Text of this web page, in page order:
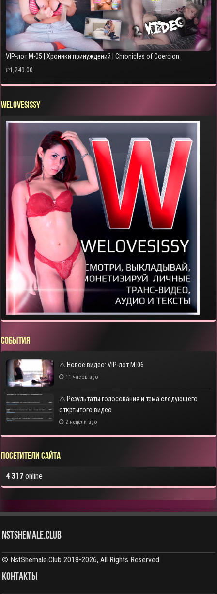
VIP-лот M-05 | Хроники принуждений | Chronicles of Coercion
₽1,249.00
WELOVESISSY
СОБЫТИЯ
⚠️ Новое видео: VIP-лот M-06
11 часов ago
⚠️ Результаты голосования и тема следующего
откртытого видео
2 недели ago
Посетители сайта
4 317 online
NstShemale.Club
© NstShemale.Club 2018-2026, All Rights Reserved
КОНТАКТЫ